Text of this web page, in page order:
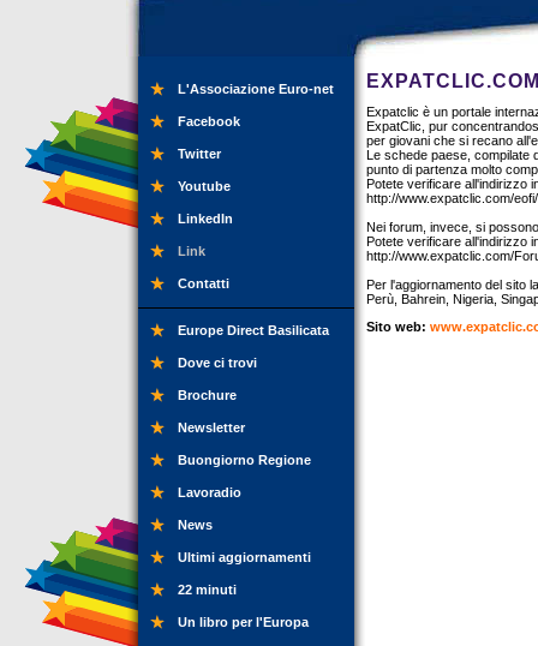
L'Associazione Euro-net
Facebook
Twitter
Youtube
LinkedIn
Link
Contatti
Europe Direct Basilicata
Dove ci trovi
Brochure
Newsletter
Buongiorno Regione
Lavoradio
News
Ultimi aggiornamenti
22 minuti
Un libro per l'Europa
Expatclic è un portale
ExpatClic, pur
per giovani che si recano
Le schede paese, compilate
punto di partenza molto
Potete verificare all'indirizzo
http://www.expatclic.com/
Nei forum, invece, si
Potete verificare all'indirizzo
http://www.expatclic.com/
Per l'aggiornamento del sito
Perù, Bahrein, Nigeria,
Sito web: